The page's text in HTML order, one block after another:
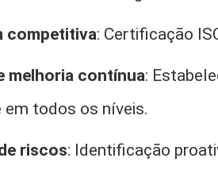
competitiva: Certificação
melhoria contínua:
todos os níveis.
riscos: Identificação